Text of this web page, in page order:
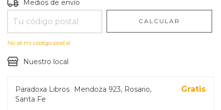
Medios de envío
CALCULAR
No sé mi código postal
Nuestro local
Paradoxa Libros
Mendoza 923, Rosario,
Santa Fe
Gratis